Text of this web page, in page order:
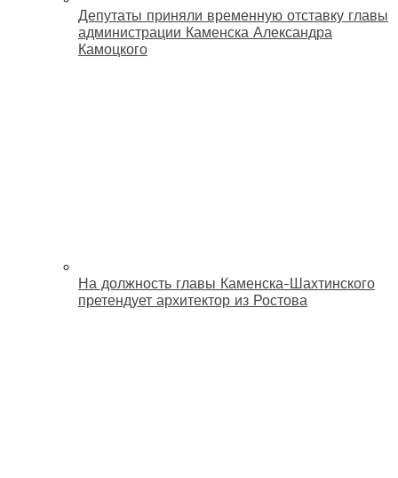
Депутаты приняли временную отставку главы
администрации Каменска Александра
Камоцкого
На должность главы Каменска-Шахтинского
претендует архитектор из Ростова